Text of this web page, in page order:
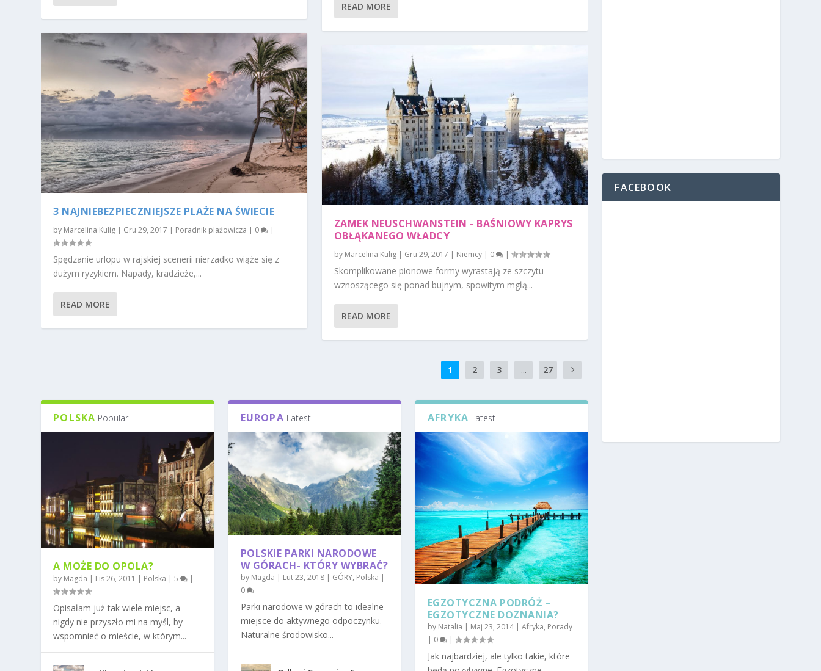
3 NAJNIEBEZPIECZNIEJSZE PLAŻE NA ŚWIECIE
by Marcelina Kulig | Gru 29, 2017 | Poradnik plażowicza | 0 |
Spędzanie urlopu w rajskiej scenerii nierzadko wiąże się z
dużym ryzykiem. Napady, kradzieże,...
READ MORE
READ MORE
ZAMEK NEUSCHWANSTEIN - BAŚNIOWY KAPRYS
OBŁĄKANEGO WŁADCY
by Marcelina Kulig| Gru 29, 2017 | Niemcy| 0 |
Skomplikowane pionowe formy wyrastają ze szczytu
wznoszącego się ponad bujnym, spowitym mgłą...
READ MORE
1 2 3 ... 27
POLSKA Popular
A MOŻE DO OPOLA?
by Magda | Lis 26, 2011 | Polska |5 |
Opisałam już tak wiele miejsc, a
nigdy nie przyszło mi na myśl, by
wspomnieć o mieście, w którym...
EUROPA Latest
POLSKIE PARKI NARODOWE
W GÓRACH- KTÓRY WYBRAĆ?
by Magda | Lut 23, 2018| GÓRY, Polska |
0
Parki narodowe w górach to idealne
miejsce do aktywnego odpoczynku.
Naturalne środowisko...
AFRYKA Latest
EGZOTYCZNA PODRÓŻ –
EGZOTYCZNE DOZNANIA?
by Natalia | Maj 23, 2014| Afryka, Porady
| 0 |
Jak najbardziej, ale tylko takie, które
FACEBOOK